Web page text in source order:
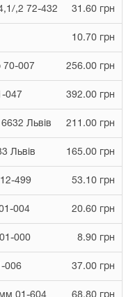
,2 72-432 31.60 грн
10.70 грн
70-007 256.00 грн
047 392.00 грн
Львів 211.00 грн
Львів 165.00 грн
499 53.10 грн
004 20.60 грн
000 8.90 грн
006 37.00 грн